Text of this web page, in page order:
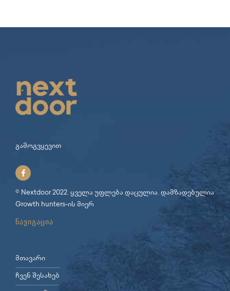
გამოგვყევით
© Nextdoor 2022. ყველა უფლება დაცულია. დამზადებულია
Growth hunters-ის მიერ
ნავიგაცია
მთავარი
ჩვენ შესახებ